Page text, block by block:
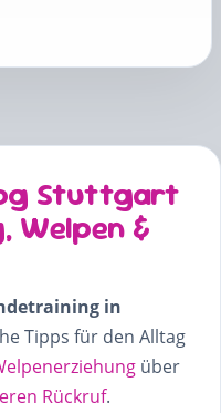
Stuttgart
Welpen &
in
Tipps für den Alltag
über
Rückruf.